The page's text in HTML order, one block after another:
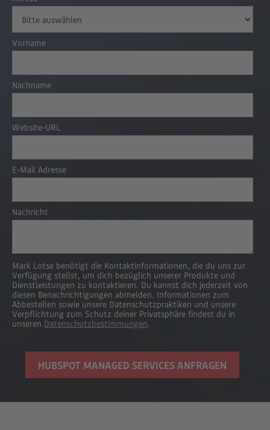
Vorname
Nachname
Website-URL
E-Mail Adresse
Nachricht
Mark Lotse benötigt die Kontaktinformationen, die du uns zur
Verfügung stellst, um dich bezüglich unserer Produkte und
Dienstleistungen zu kontaktieren. Du kannst dich jederzeit von
diesen Benachrichtigungen abmelden. Informationen zum
Abbestellen sowie unsere Datenschutzpraktiken und unsere
Verpflichtung zum Schutz deiner Privatsphäre findest du in
unseren Datenschutzbestimmungen.